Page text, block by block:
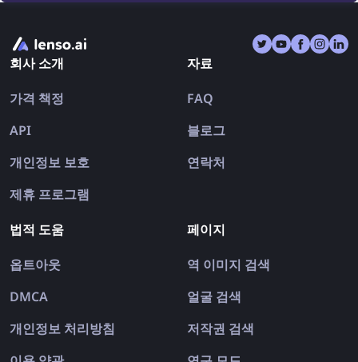
회사 소개
가격 책정
API
개인정보 보호
제휴 프로그램
자료
FAQ
블로그
연락처
법적 도움
옵트아웃
DMCA
개인정보 처리방침
페이지
역 이미지 검색
얼굴 검색
저작권 검색